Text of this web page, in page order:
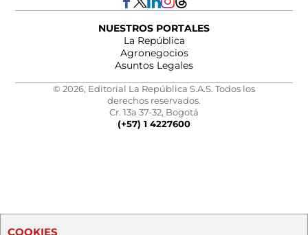
NUESTROS PORTALES
La República
Agronegocios
Asuntos Legales
© 2026, Editorial La República S.A.S. Todos los
derechos reservados.
Cr. 13a 37-32, Bogotá
(+57) 1 4227600
COOKIES